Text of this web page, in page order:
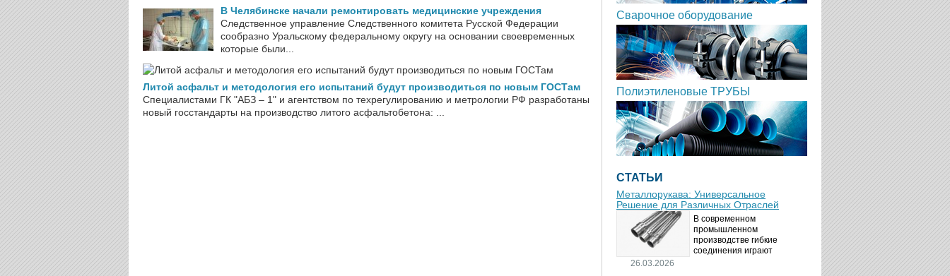
В Челябинске начали ремонтировать медицинские учреждения
Следственное управление Следственного комитета Русской Федерации
сообразно Уральскому федеральному округу на основании своевременных
которые были...
Литой асфальт и методология его испытаний будут производиться по новым ГОСТам
Специалистами ГК "АБЗ – 1" и агентством по техрегулированию и метрологии РФ разработаны
новый госстандарты на производство литого асфальтобетона: ...
Сварочное оборудование
Полиэтиленовые ТРУБЫ
СТАТЬИ
Металлорукава: Универсальное
Решение для Различных Отраслей
26.03.2026
В современном
промышленном
производстве гибкие
соединения играют